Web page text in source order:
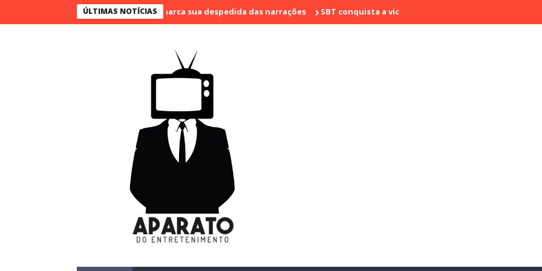
ÚLTIMAS NOTÍCIAS
Bueno narra o último jogo e marca sua despedida das narrações SBT conquista a vice liderança com "Bake Off Brasil" e "SBT